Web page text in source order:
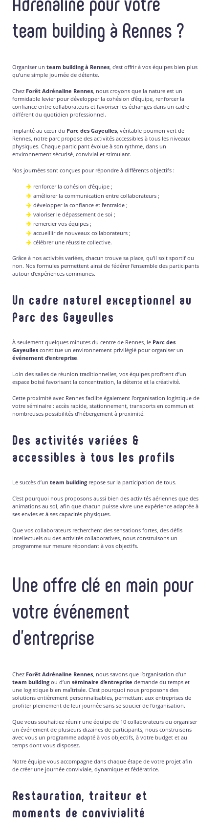
team building à Rennes ?
Organiser un team building à Rennes, c’est offrir à vos équipes bien plus
qu’une simple journée de détente.
Chez Forêt Adrénaline Rennes , nous croyons que la nature est un
formidable levier pour développer la cohésion d’équipe, renforcer la
confiance entre collaborateurs et favoriser les échanges dans un cadre
différent du quotidien professionnel.
Implanté au cœur du Parc des Gayeulles , véritable poumon vert de
Rennes, notre parc propose des activités accessibles à tous les niveaux
physiques. Chaque participant évolue à son rythme, dans un
environnement sécurisé, convivial et stimulant.
Nos journées sont conçues pour répondre à différents objectifs :
renforcer la cohésion d’équipe ;
améliorer la communication entre collaborateurs ;
développer la confiance et l’entraide ;
valoriser le dépassement de soi ;
remercier vos équipes ;
accueillir de nouveaux collaborateurs ;
célébrer une réussite collective.
Grâce à nos activités variées, chacun trouve sa place, qu’il soit sportif ou
non. Nos formules permettent ainsi de fédérer l’ensemble des participants
autour d’expériences communes.
Un cadre naturel exceptionnel au
Parc des Gayeulles
À seulement quelques minutes du centre de Rennes, le Parc des
Gayeulles constitue un environnement privilégié pour organiser un
événement d’entreprise.
Loin des salles de réunion traditionnelles, vos équipes profitent d’un
espace boisé favorisant la concentration, la détente et la créativité.
Cette proximité avec Rennes facilite également l’organisation logistique de
votre séminaire : accès rapide, stationnement, transports en commun et
nombreuses possibilités d’hébergement à proximité.
Des activités variées &
accessibles à tous les profils
Le succès d’un team building repose sur la participation de tous.
C’est pourquoi nous proposons aussi bien des activités aériennes que des
animations au sol, afin que chacun puisse vivre une expérience adaptée à
ses envies et à ses capacités physiques.
Que vos collaborateurs recherchent des sensations fortes, des défis
intellectuels ou des activités collaboratives, nous construisons un
programme sur mesure répondant à vos objectifs.
Une offre clé en main pour
votre événement
d’entreprise
Chez Forêt Adrénaline Rennes , nous savons que l’organisation d’un
team building ou d’un séminaire d’entreprise demande du temps et
une logistique bien maîtrisée. C’est pourquoi nous proposons des
solutions entièrement personnalisables, permettant aux entreprises de
profiter pleinement de leur journée sans se soucier de l’organisation.
Que vous souhaitiez réunir une équipe de 10 collaborateurs ou organiser
un événement de plusieurs dizaines de participants, nous construisons
avec vous un programme adapté à vos objectifs, à votre budget et au
temps dont vous disposez.
Notre équipe vous accompagne dans chaque étape de votre projet afin
de créer une journée conviviale, dynamique et fédératrice.
Restauration, traiteur et
moments de convivialité